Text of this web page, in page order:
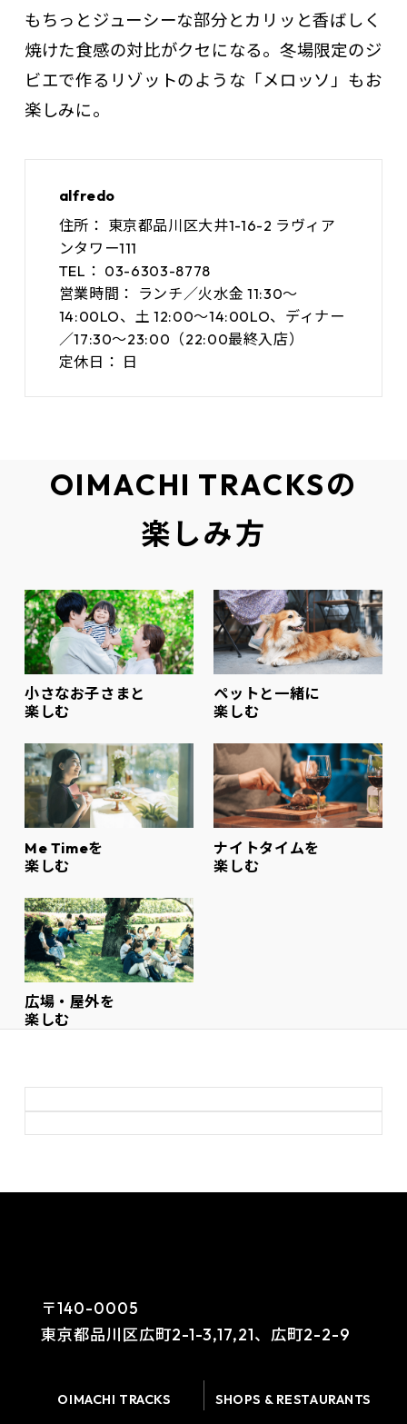
もちっとジューシーな部分とカリッと香ばしく
焼けた食感の対比がクセになる。冬場限定のジ
ビエで作るリゾットのような「メロッソ」もお
楽しみに。
alfredo
住所： 東京都品川区大井1-16-2 ラヴィア
ンタワー111
TEL： 03-6303-8778
営業時間：
ランチ／火水金 11:30～
14:00LO、土 12:00～14:00LO、ディナー
／17:30～23:00（22:00最終入店）
定休日： 日
OIMACHI TRACKSの
楽しみ方
小さなお子さまと
楽しむ
ペットと一緒に
楽しむ
Me Timeを
楽しむ
ナイトタイムを
楽しむ
広場・屋外を
楽しむ
〒140-0005
東京都品川区広町2-1-3,17,21、広町2-2-9
OIMACHI TRACKS SHOPS & RESTAURANTS